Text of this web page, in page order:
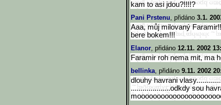
kam to asi jdou?!!!!?
Pani Prstenu, přidáno 3.1.
Aaa, můj milovaný
bere bokem!!!
Elanor, přidáno 12.11. 2002
Faramir roh nema mit, ma
bellinka, přidáno 9.11. 2002
dlouhy havrani
....................odkdy sou